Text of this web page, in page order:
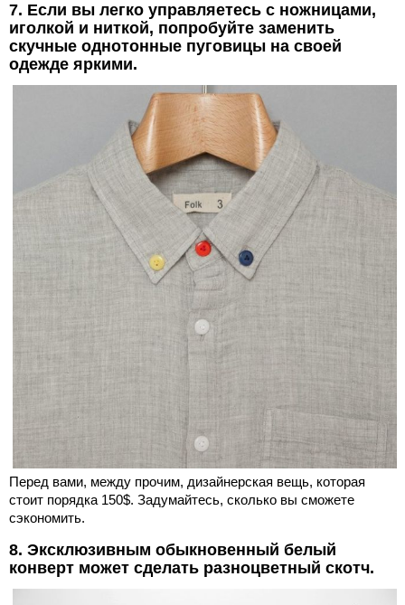
7. Если вы легко управляетесь с ножницами,
иголкой и ниткой, попробуйте заменить
скучные однотонные пуговицы на своей
одежде яркими.
Перед вами, между прочим, дизайнерская вещь, которая
стоит порядка 150$. Задумайтесь, сколько вы сможете
сэкономить.
8. Эксклюзивным обыкновенный белый
конверт может сделать разноцветный скотч.